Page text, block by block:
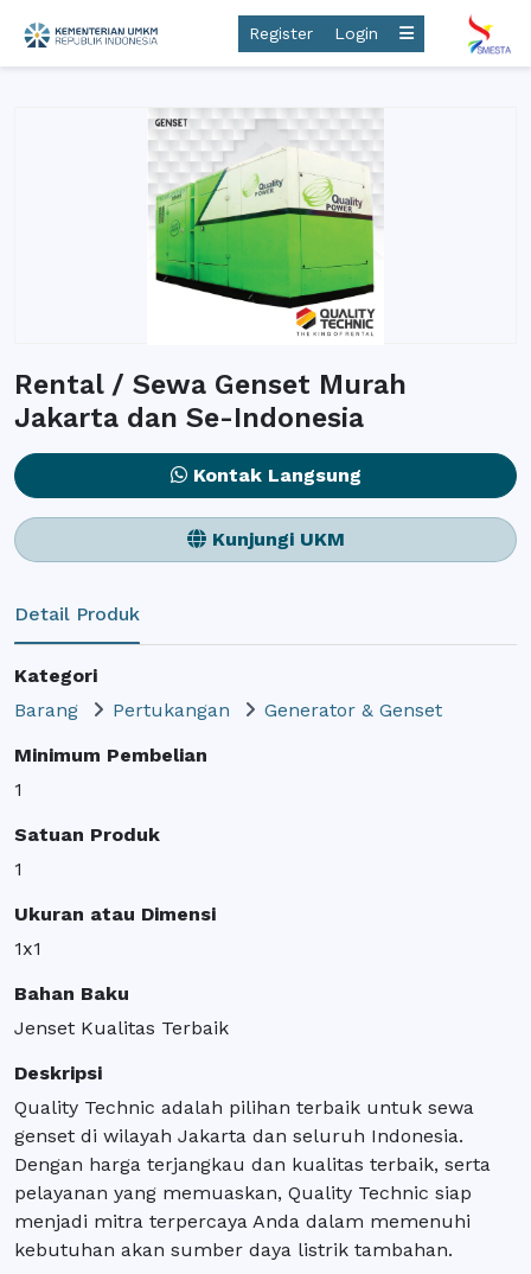
Register Login
Rental / Sewa Genset Murah
Jakarta dan Se-Indonesia
Kontak Langsung
Kunjungi UKM
Detail Produk
Kategori
Barang
Pertukangan
Generator & Genset
Minimum Pembelian
1
Satuan Produk
1
Ukuran atau Dimensi
1x1
Bahan Baku
Jenset Kualitas Terbaik
Deskripsi
Quality Technic adalah pilihan terbaik untuk sewa
genset di wilayah Jakarta dan seluruh Indonesia.
Dengan harga terjangkau dan kualitas terbaik, serta
pelayanan yang memuaskan, Quality Technic siap
menjadi mitra terpercaya Anda dalam memenuhi
kebutuhan akan sumber daya listrik tambahan.